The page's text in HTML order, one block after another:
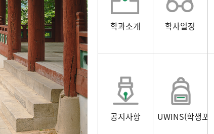
학과소개 학사일정
공지사항 UWINS(학생포털)